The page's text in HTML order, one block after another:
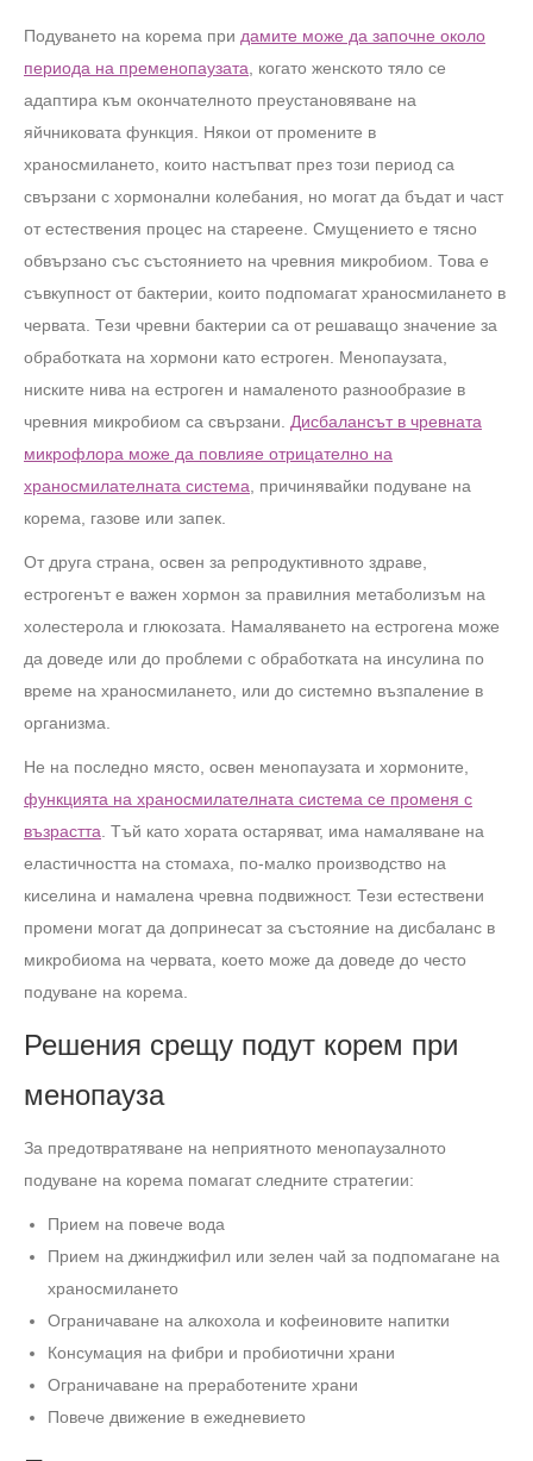
Подуването на корема при дамите може да започне около
периода на пременопаузата , когато женското тяло се
адаптира към окончателното преустановяване на
яйчниковата функция. Някои от промените в
храносмилането, които настъпват през този период са
свързани с хормонални колебания, но могат да бъдат и част
от естествения процес на стареене. Смущението е тясно
обвързано със състоянието на чревния микробиом. Това е
съвкупност от бактерии, които подпомагат храносмилането в
червата. Тези чревни бактерии са от решаващо значение за
обработката на хормони като естроген. Менопаузата,
ниските нива на естроген и намаленото разнообразие в
чревния микробиом са свързани. Дисбалансът в чревната
микрофлора може да повлияе отрицателно на
храносмилателната система , причинявайки подуване на
корема, газове или запек.
От друга страна, освен за репродуктивното здраве,
естрогенът е важен хормон за правилния метаболизъм на
холестерола и глюкозата. Намаляването на естрогена може
да доведе или до проблеми с обработката на инсулина по
време на храносмилането, или до системно възпаление в
организма.
Не на последно място, освен менопаузата и хормоните,
функцията на храносмилателната система се променя с
възрастта . Тъй като хората остаряват, има намаляване на
еластичността на стомаха, по-малко производство на
киселина и намалена чревна подвижност. Тези естествени
промени могат да допринесат за състояние на дисбаланс в
микробиома на червата, което може да доведе до често
подуване на корема.
Решения срещу подут корем при
менопауза
За предотвратяване на неприятното менопаузалното
подуване на корема помагат следните стратегии:
Прием на повече вода
Прием на джинджифил или зелен чай за подпомагане на
храносмилането
Ограничаване на алкохола и кофеиновите напитки
Консумация на фибри и пробиотични храни
Ограничаване на преработените храни
Повече движение в ежедневието